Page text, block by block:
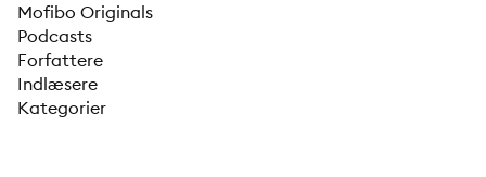
Mofibo Originals
Podcasts
Forfattere
Indlæsere
Kategorier